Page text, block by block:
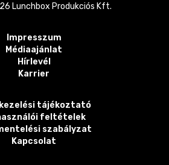
Lunchbox Produkciós Kft.
Impresszum
Médiaajánlat
Hírlevél
Karrier
tájékoztató
feltételek
szabályzat
Kapcsolat